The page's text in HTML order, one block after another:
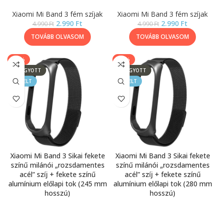
Xiaomi Mi Band 3 fém szíjak
4.990Ft 2.990 Ft
TOVÁBB OLVASOM
Xiaomi Mi Band 3 fém szíjak
4.990Ft 2.990 Ft
TOVÁBB OLVASOM
-40%
ELFOGYOTT
KIEMELT
Xiaomi Mi Band 3 Sikai fekete
színű milánói „rozsdamentes
acél” szíj + fekete színű
alumínium előlapi tok (245 mm
hosszú)
-40%
ELFOGYOTT
KIEMELT
Xiaomi Mi Band 3 Sikai fekete
színű milánói „rozsdamentes
acél” szíj + fekete színű
alumínium előlapi tok (280 mm
hosszú)